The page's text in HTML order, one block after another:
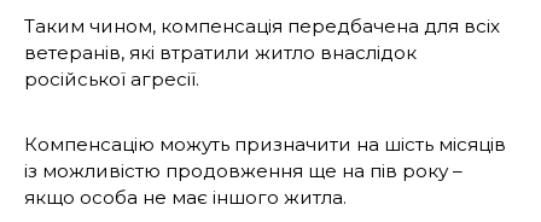
Таким чином, компенсація передбачена для всіх
ветеранів, які втратили житло внаслідок
російської агресії.
Компенсацію можуть призначити на шість місяців
із можливістю продовження ще на пів року –
якщо особа не має іншого житла.